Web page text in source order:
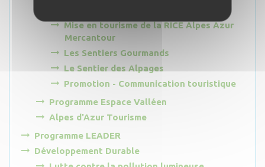
Mise en tourisme de la RICE Alpes Azur
Mercantour
Les Sentiers Gourmands
Le Sentier des Alpages
Promotion - Communication touristique
Programme Espace Valléen
Alpes d'Azur Tourisme
Programme LEADER
Développement Durable